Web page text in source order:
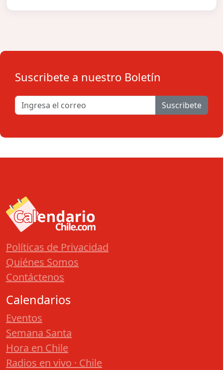
Suscribete a nuestro Boletín
Suscribete
Políticas de Privacidad
Quiénes Somos
Contáctenos
Calendarios
Eventos
Semana Santa
Hora en Chile
Radios en vivo · Chile